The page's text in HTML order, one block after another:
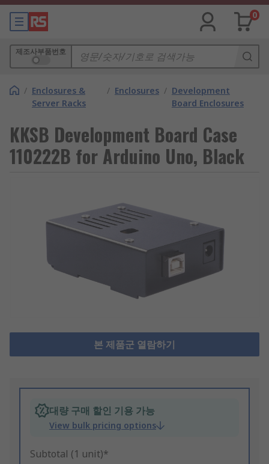
0
제조사부품번호
/ Enclosures &
Server Racks
/ Enclosures / Development
Board Enclosures
KKSB Development Board Case
110222B for Arduino Uno, Black
본 제품군 열람하기
대량 구매 할인 기용 가능
View bulk pricing options
Subtotal (1 unit)*